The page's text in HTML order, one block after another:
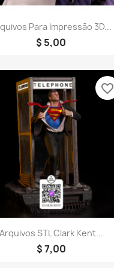
Visualização rápida
Para Impressão 3D...
$ 5,00
Visualização rápida
Arquivos STL Clark Kent...
$ 7,00
favorite_border